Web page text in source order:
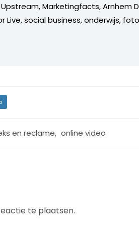
Marketingfacts, Arnhem
Live, social business, onderwijs,
en reclame, online video
te plaatsen.